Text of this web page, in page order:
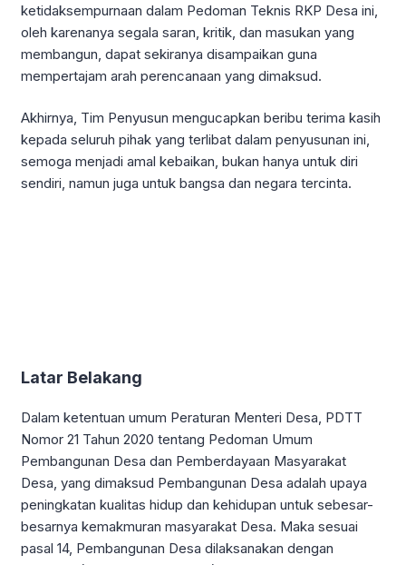
ketidaksempurnaan dalam Pedoman Teknis RKP Desa ini,
oleh karenanya segala saran, kritik, dan masukan yang
membangun, dapat sekiranya disampaikan guna
mempertajam arah perencanaan yang dimaksud.
Akhirnya, Tim Penyusun mengucapkan beribu terima kasih
kepada seluruh pihak yang terlibat dalam penyusunan ini,
semoga menjadi amal kebaikan, bukan hanya untuk diri
sendiri, namun juga untuk bangsa dan negara tercinta.
Latar Belakang
Dalam ketentuan umum Peraturan Menteri Desa, PDTT
Nomor 21 Tahun 2020 tentang Pedoman Umum
Pembangunan Desa dan Pemberdayaan Masyarakat
Desa, yang dimaksud Pembangunan Desa adalah upaya
peningkatan kualitas hidup dan kehidupan untuk sebesar-
besarnya kemakmuran masyarakat Desa. Maka sesuai
pasal 14, Pembangunan Desa dilaksanakan dengan